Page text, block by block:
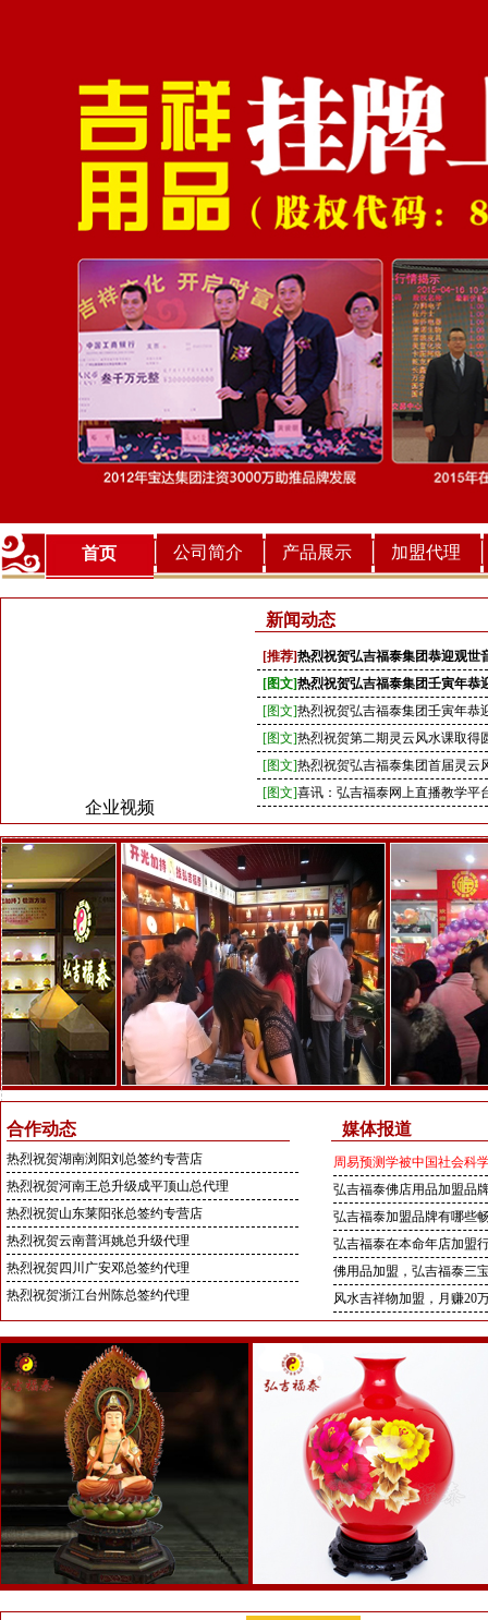
首页 公司简介 产品展示 加盟代理
企业视频
新闻动态
[推荐]热烈祝贺弘吉福泰集团恭迎观世
[图文]热烈祝贺弘吉福泰集团壬寅年恭
[图文]热烈祝贺弘吉福泰集团壬寅年恭
[图文]热烈祝贺第二期灵云风水课取得
[图文]热烈祝贺弘吉福泰集团首届灵云
[图文]喜讯：弘吉福泰网上直播教学平
合作动态
热烈祝贺云南玉溪尹总签约专营店
热烈祝贺湖南常德聂总签约专营店
热烈祝贺河北霸州郑总签约专营店
热烈祝贺重庆奉节孙总签约代理
热烈祝贺湖南浏阳刘总签约专营店
热烈祝贺河南王总升级成平顶山总代理
热烈祝贺山东莱阳张总签约专营店
热烈祝贺云南普洱姚总升级代理
热烈祝贺四川广安邓总签约代理
热烈祝贺浙江台州陈总签约代理
热烈祝贺江西南昌陈总签约代理
热烈祝贺云南玉溪尹总签约专营店
热烈祝贺湖南常德聂总签约专营店
热烈祝贺河北霸州郑总签约专营店
热烈祝贺重庆奉节孙总签约代理
热烈祝贺湖南浏阳刘总签约专营店
热烈祝贺河南王总升级成平顶山总代理
热烈祝贺山东莱阳张总签约专营店
热烈祝贺云南普洱姚总升级代理
热烈祝贺四川广安邓总签约代理
热烈祝贺浙江台州陈总签约代理
媒体报道
周易预测学被中国社会科
弘吉福泰佛店用品加盟品
弘吉福泰加盟品牌有哪些
弘吉福泰在本命年店加盟
佛用品加盟，弘吉福泰三
风水吉祥物加盟，月赚20